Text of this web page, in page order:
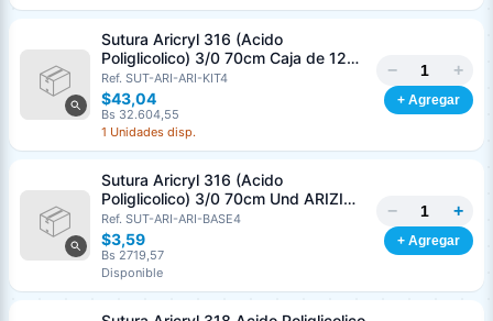
Sutura Aricryl 316 (Acido
Poliglicolico) 3/0 70cm Caja de 12
Unds ARIZI Aguja de 1/2 Circulo
Punta Conica 26mm
Ref. SUT-ARI-ARI-KIT4
$43,04
Bs 32.604,55
1 Unidades disp.
− +
+ Agregar
Sutura Aricryl 316 (Acido
Poliglicolico) 3/0 70cm Und ARIZI
Aguja de 1/2 Circulo Punta Conica
26mm
Ref. SUT-ARI-ARI-BASE4
$3,59
Bs 2719,57
Disponible
− +
+ Agregar